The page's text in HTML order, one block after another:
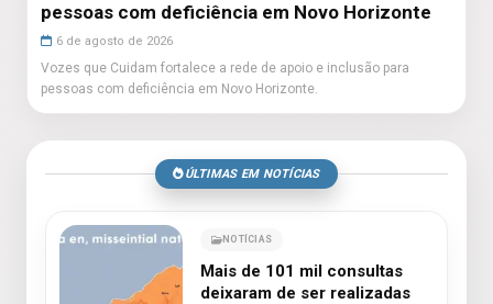
pessoas com deficiência em Novo Horizonte
6 de agosto de 2026
Vozes que Cuidam fortalece a rede de apoio e inclusão para
pessoas com deficiência em Novo Horizonte.
ÚLTIMAS EM NOTÍCIAS
NOTÍCIAS
Mais de 101 mil consultas
deixaram de ser realizadas